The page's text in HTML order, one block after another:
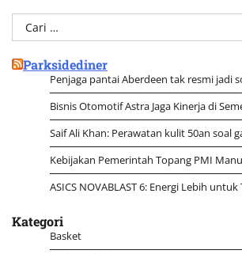
Cari
untuk:
Parksidediner
Penjaga pantai Aberdeen tak resmi jadi
Bisnis Otomotif Astra Jaga Kinerja di
Saif Ali Khan: Perawatan kulit 50an soal
Kebijakan Pemerintah Topang PMI
ASICS NOVABLAST 6: Energi Lebih
Kategori
Basket